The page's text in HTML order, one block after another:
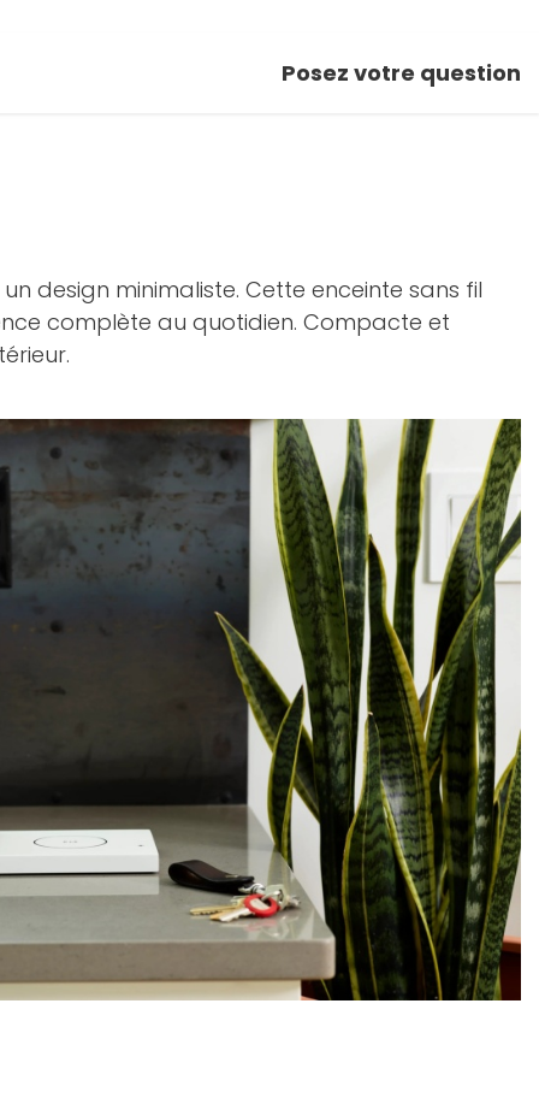
Posez votre question
design minimaliste. Cette enceinte sans fil
complète au quotidien. Compacte et